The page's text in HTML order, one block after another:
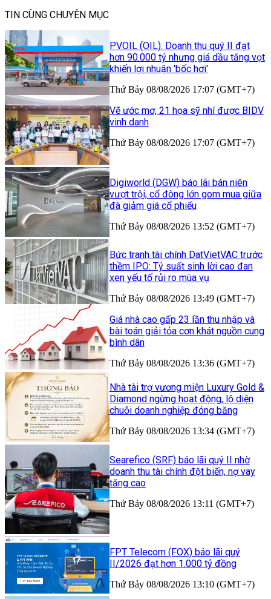
TIN CÙNG CHUYÊN MỤC
PVOIL (OIL): Doanh thu quý II đạt
hơn 90.000 tỷ nhưng giá dầu tăng vọt
khiến lợi nhuận 'bốc hơi'
Thứ Bảy 08/08/2026 17:07 (GMT+7)
Vẽ ước mơ, 21 họa sỹ nhí được BIDV
vinh danh
Thứ Bảy 08/08/2026 17:07 (GMT+7)
Digiworld (DGW) báo lãi bán niên
vượt trội, cổ đông lớn gom mua giữa
đà giảm giá cổ phiếu
Thứ Bảy 08/08/2026 13:52 (GMT+7)
Bức tranh tài chính DatVietVAC trước
thềm IPO: Tỷ suất sinh lời cao đan
xen yếu tố rủi ro mùa vụ
Thứ Bảy 08/08/2026 13:49 (GMT+7)
Giá nhà cao gấp 23 lần thu nhập và
bài toán giải tỏa cơn khát nguồn cung
bình dân
Thứ Bảy 08/08/2026 13:36 (GMT+7)
Nhà tài trợ vương miện Luxury Gold &
Diamond ngừng hoạt động, lộ diện
chuỗi doanh nghiệp đóng băng
Thứ Bảy 08/08/2026 13:34 (GMT+7)
Searefico (SRF) báo lãi quý II nhờ
doanh thu tài chính đột biến, nợ vay
tăng cao
Thứ Bảy 08/08/2026 13:11 (GMT+7)
FPT Telecom (FOX) báo lãi quý
II/2026 đạt hơn 1.000 tỷ đồng
Thứ Bảy 08/08/2026 13:10 (GMT+7)